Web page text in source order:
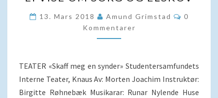
OM
SORG
OG
13. Mars 2018 Amund Grimstad
0
Kommentarer
TEATER «Skaff meg en synder» Studentersamfundets
Interne Teater, Knaus Av: Morten Joachim Instruktør:
Birgitte Røhnebæk Musikarar: Runar Nylende Huse